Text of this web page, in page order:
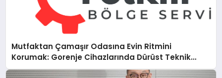
Mutfaktan Çamaşır Odasına Evin Ritmini
Korumak: Gorenje Cihazlarında Dürüst Teknik
Destek Deneyimi